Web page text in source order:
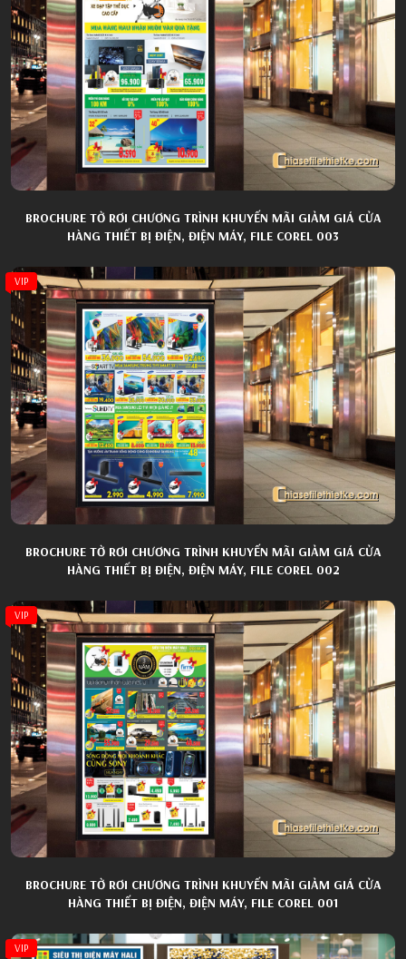
BROCHURE TỜ RƠI CHƯƠNG TRÌNH KHUYẾN MÃI GIẢM GIÁ CỬA
HÀNG THIẾT BỊ ĐIỆN, ĐIỆN MÁY, FILE COREL 003
VIP
BROCHURE TỜ RƠI CHƯƠNG TRÌNH KHUYẾN MÃI GIẢM GIÁ CỬA
HÀNG THIẾT BỊ ĐIỆN, ĐIỆN MÁY, FILE COREL 002
VIP
BROCHURE TỜ RƠI CHƯƠNG TRÌNH KHUYẾN MÃI GIẢM GIÁ CỬA
HÀNG THIẾT BỊ ĐIỆN, ĐIỆN MÁY, FILE COREL 001
VIP